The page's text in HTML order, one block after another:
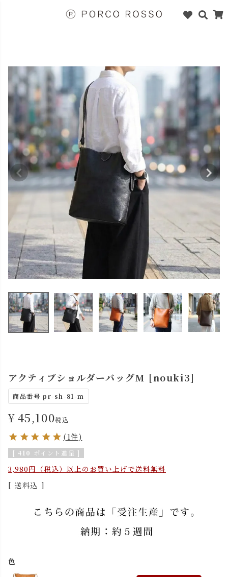
アクティブショルダーバッグM [nouki3]
商品番号 pr-sh-81-m
¥45,100税込
(1件)
[ 410 ポイント進呈 ]
3,980円（税込）以上のお買い上げで送料無料
送料込
色